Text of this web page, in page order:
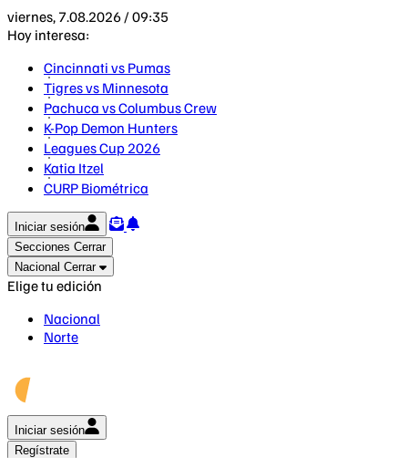
viernes, 7.08.2026 / 09:35
Hoy interesa:
Cincinnati vs Pumas
Tigres vs Minnesota
Pachuca vs Columbus Crew
K-Pop Demon Hunters
Leagues Cup 2026
Katia Itzel
CURP Biométrica
Iniciar sesión
Secciones Cerrar
Nacional Cerrar
Elige tu edición
Nacional
Norte
Iniciar sesión
Regístrate